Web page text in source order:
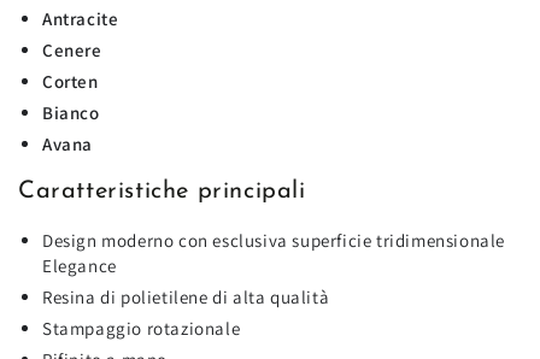
Antracite
Cenere
Corten
Bianco
Avana
Caratteristiche principali
Design moderno con esclusiva superficie tridimensionale
Elegance
Resina di polietilene di alta qualità
Stampaggio rotazionale